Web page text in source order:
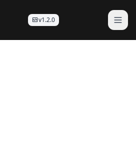
v1.2.0